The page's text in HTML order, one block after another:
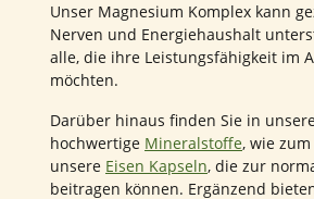
Unser Magnesium Komplex kann
Nerven und Energiehaushalt
alle, die ihre Leistungsfähigkeit im
möchten.
Darüber hinaus finden Sie in
hochwertige Mineralstoffe, wie
unsere Eisen Kapseln, die zur
beitragen können. Ergänzend